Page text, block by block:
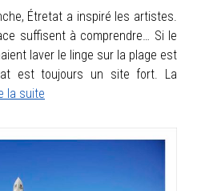
Étretat a inspiré les artistes.
suffisent à comprendre… Si le
laver le linge sur la plage est
est toujours un site fort. La
la suite